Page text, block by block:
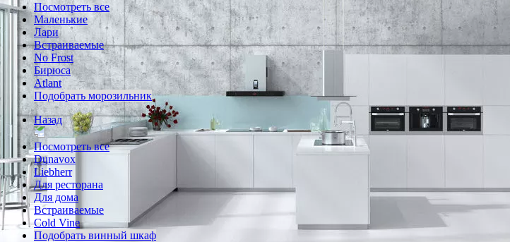
Посмотреть все
Маленькие
Лари
Встраиваемые
No Frost
Бирюса
Atlant
Подобрать морозильник
Назад
Посмотреть все
Dunavox
Liebherr
Для ресторана
Для дома
Встраиваемые
Cold Vine
Подобрать винный шкаф